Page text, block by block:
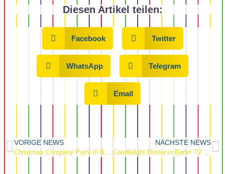
Diesen Artikel teilen:
Facebook Twitter
WhatsApp Telegram
Email
VORIGE NEWS
Christmas Company Party in Berlin
NÄCHSTE NEWS
Candlelight Dinner in Berlin TV Tower